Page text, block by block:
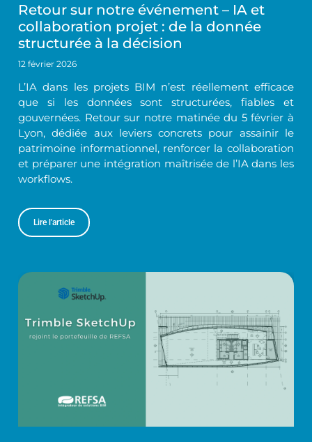
Retour sur notre événement – IA et
collaboration projet : de la donnée
structurée à la décision
12 février 2026
L’IA dans les projets BIM n’est réellement efficace
que si les données sont structurées, fiables et
gouvernées. Retour sur notre matinée du 5 février à
Lyon, dédiée aux leviers concrets pour assainir le
patrimoine informationnel, renforcer la collaboration
et préparer une intégration maîtrisée de l’IA dans les
workflows.
Lire l'article